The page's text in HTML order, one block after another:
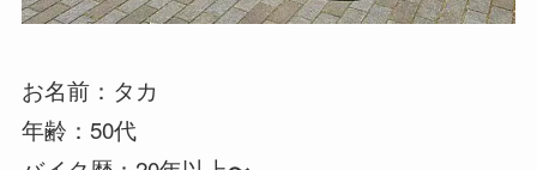
お名前：タカ
年齢：50代